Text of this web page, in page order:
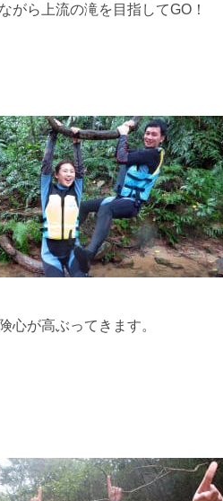
がら上流の滝を目指してGO！
心が高ぶってきます。